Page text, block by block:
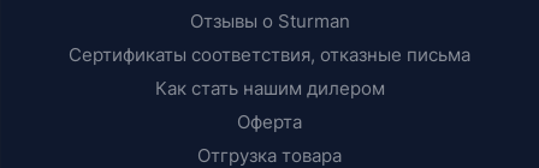
Отзывы о Sturman
Сертификаты соответствия, отказные письма
Как стать нашим дилером
Оферта
Отгрузка товара